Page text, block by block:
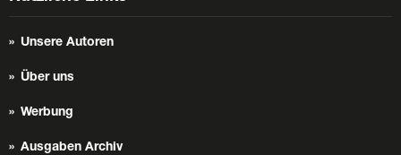
Unsere Autoren
Über uns
Werbung
Ausgaben Archiv